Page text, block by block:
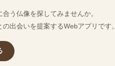
う仏像を探してみませんか。
出会いを提案するWebアプリです。